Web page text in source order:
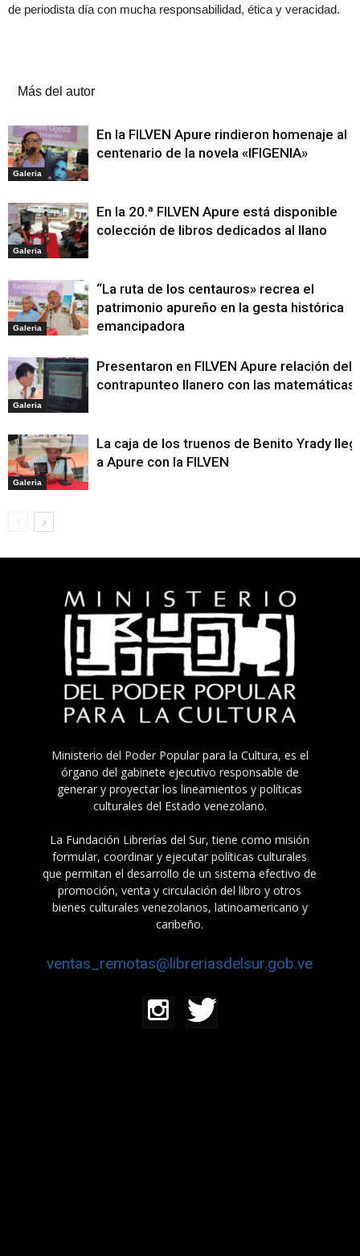
de periodista día con mucha responsabilidad, ética y veracidad.
Más del autor
Galeria
En la FILVEN Apure rindieron homenaje al
centenario de la novela «IFIGENIA»
Galeria
En la 20.ª FILVEN Apure está disponible
colección de libros dedicados al llano
Galeria
“La ruta de los centauros» recrea el
patrimonio apureño en la gesta histórica
emancipadora
Galeria
Presentaron en FILVEN Apure relación del
contrapunteo llanero con las matemáticas
Galeria
La caja de los truenos de Benito Yrady
a Apure con la FILVEN
Ministerio del Poder Popular para la Cultura, es el
órgano del gabinete ejecutivo responsable de
generar y proyectar los lineamientos y políticas
culturales del Estado venezolano.
La Fundación Librerías del Sur, tiene como misión
formular, coordinar y ejecutar políticas culturales
que permitan el desarrollo de un sistema efectivo de
promoción, venta y circulación del libro y otros
bienes culturales venezolanos, latinoamericano y
caribeño.
ventas_remotas@libreriasdelsur.gob.ve